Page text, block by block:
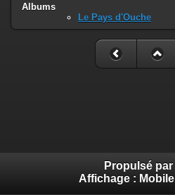
Albums
Le Pays d'Ouche
Propulsé par
Affichage : Mobile